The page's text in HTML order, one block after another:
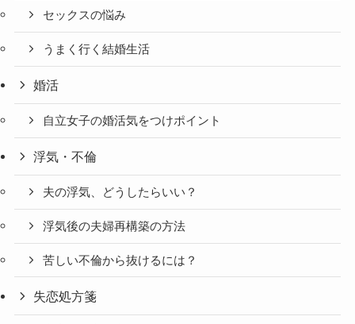
セックスの悩み
うまく行く結婚生活
婚活
自立女子の婚活気をつけポイント
浮気・不倫
夫の浮気、どうしたらいい？
浮気後の夫婦再構築の方法
苦しい不倫から抜けるには？
失恋処方箋